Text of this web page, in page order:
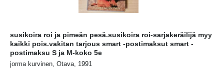
susikoira roi ja pimeän pesä.susikoira roi-sarjakeräilijä myy
kaikki pois.vakitan tarjous smart -postimaksut smart -
postimaksu S ja M-koko 5e
jorma kurvinen, Otava, 1991